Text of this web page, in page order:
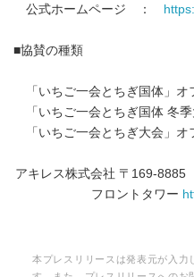
公式ホームページ ：
■協賛の種類
「いちご一会とちぎ国体」オ
「いちご一会とちぎ国体 冬
「いちご一会とちぎ大会」オ
アキレス株式会社 〒
フロントタワー
本プレスリリースは発表元が入力